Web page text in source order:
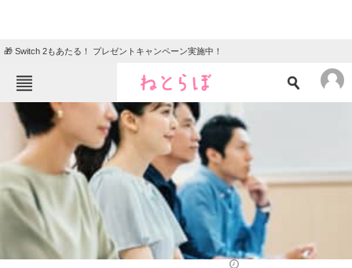
🎁 Switch 2もあたる！ プレゼントキャンペーン実施中！
ねとらぼメニュー
TOP ニュース
エンタメ クイズ
グルメ 地域
住まい 教育・育児
リサーチ